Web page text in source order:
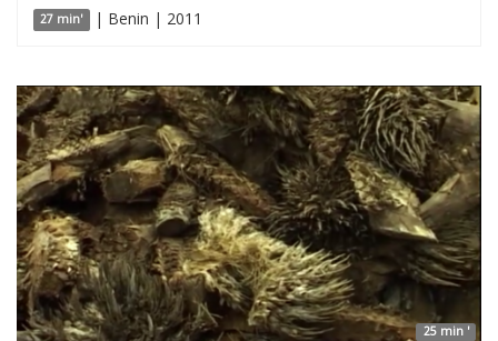
27 min' | Benin | 2011
25 min '